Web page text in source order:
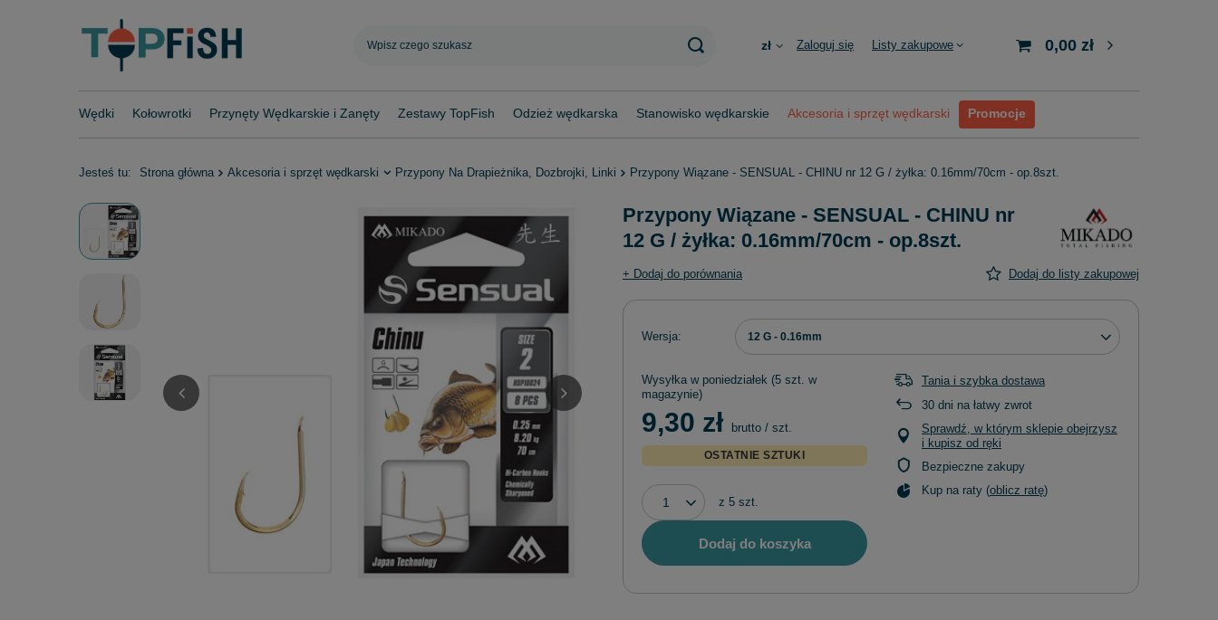
zł Zaloguj się Listy zakupowe 0,00 zł
Wędki Kołowrotki Przynęty Wędkarskie i Zanęty Zestawy TopFish Odzież wędkarska Stanowisko wędkarskie Akcesoria i sprzęt wędkarski Promocje
Jesteś tu: Strona główna Akcesoria i sprzęt wędkarski Przypony Na Drapieżnika, Dozbrojki, Linki Przypony Wiązane - SENSUAL - CHINU nr 12 G / żyłka: 0.16mm/70cm - op.8szt.
Przypony Wiązane - SENSUAL - CHINU nr
12 G / żyłka: 0.16mm/70cm - op.8szt.
+ Dodaj do porównania Dodaj do listy zakupowej
Wersja 12 G - 0.16mm
Wysyłka w poniedziałek (5 szt. w
magazynie)
9,30 zł brutto / szt.
OSTATNIE SZTUKI
z 5 szt.
Dodaj do koszyka
Tania i szybka dostawa
30 dni na łatwy zwrot
Sprawdź, w którym sklepie obejrzysz
i kupisz od ręki
Bezpieczne zakupy
Kup na raty (oblicz ratę)